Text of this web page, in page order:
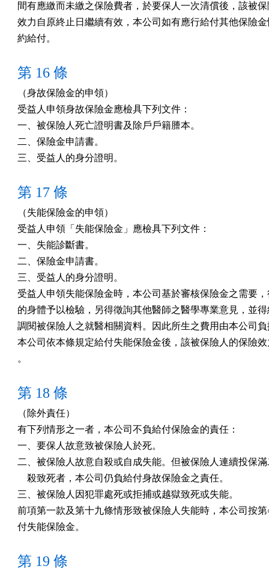
間有應繳而未繳之保險費者，於要保人一次清償後，該被
效力自原終止日繼續有效，本公司如有應行給付其他保險
約給付。
第 16 條
（身故保險金的申領）
受益人申領身故保險金應檢具下列文件：
一、被保險人死亡證明書及除戶戶籍謄本。
二、保險金申請書。
三、受益人的身分證明。
第 17 條
（失能保險金的申領）
受益人申領「失能保險金」應檢具下列文件：
一、失能診斷書。
二、保險金申請書。
三、受益人的身分證明。
受益人申領失能保險金時，本公司基於審核保險金之需要
的身體予以檢驗，另得徵詢其他醫師之醫學專業意見，並
調閱被保險人之就醫相關資料。因此所生之費用由本公司
本公司依本條規定給付失能保險金後，該被保險人的保險
。
第 18 條
（除外責任）
有下列情形之一者，本公司不負給付保險金的責任：
一、要保人故意致被保險人於死。
二、被保險人故意自殺或自成失能。但被保險人連續投保
    殺致死者，本公司仍負給付身故保險金之責任。
三、被保險人因犯罪處死或拒捕或越獄致死或失能。
前項第一款及第十九條情形致被保險人失能時，本公司按
付失能保險金。
第 19 條